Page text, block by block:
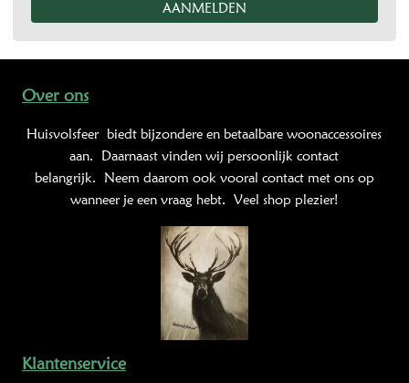
Over ons
Huisvolsfeer biedt bijzondere en betaalbare woonaccessoires
aan. Daarnaast vinden wij persoonlijk contact
belangrijk. Neem daarom ook vooral contact met ons op
wanneer je een vraag hebt. Veel shop plezier!
Klantenservice